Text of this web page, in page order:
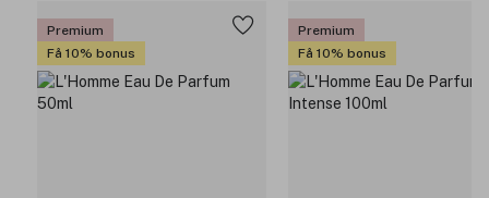
Premium
Få 10% bonus
Premium
Få 10% bonus